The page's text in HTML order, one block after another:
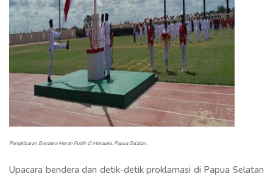
Pengkibaran Bendera Merah Putih di Merauke, Papua Selatan.
Upacara bendera dan detik-detik proklamasi di Papua Selatan